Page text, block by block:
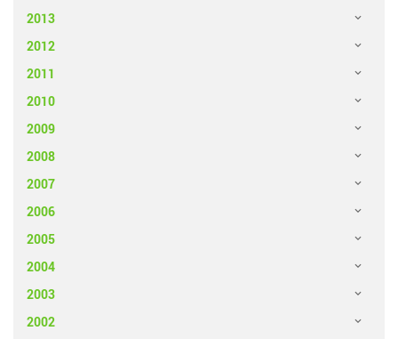
2013
2012
2011
2010
2009
2008
2007
2006
2005
2004
2003
2002